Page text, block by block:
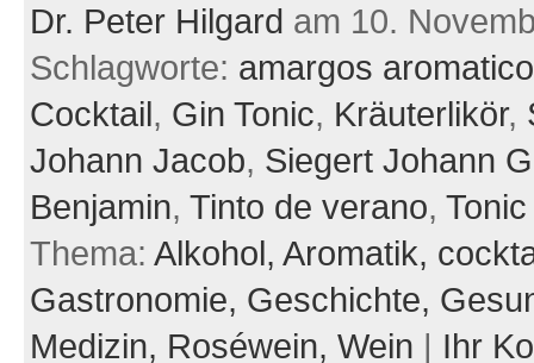
Dr. Peter Hilgard am 10.
Schlagworte: amargos
Cocktail, Gin Tonic, Kräuterlikör,
Johann Jacob, Siegert Johann
Benjamin, Tinto de verano,
Thema: Alkohol, Aromatik,
Gastronomie, Geschichte,
Medizin, Roséwein, Wein | Ihr